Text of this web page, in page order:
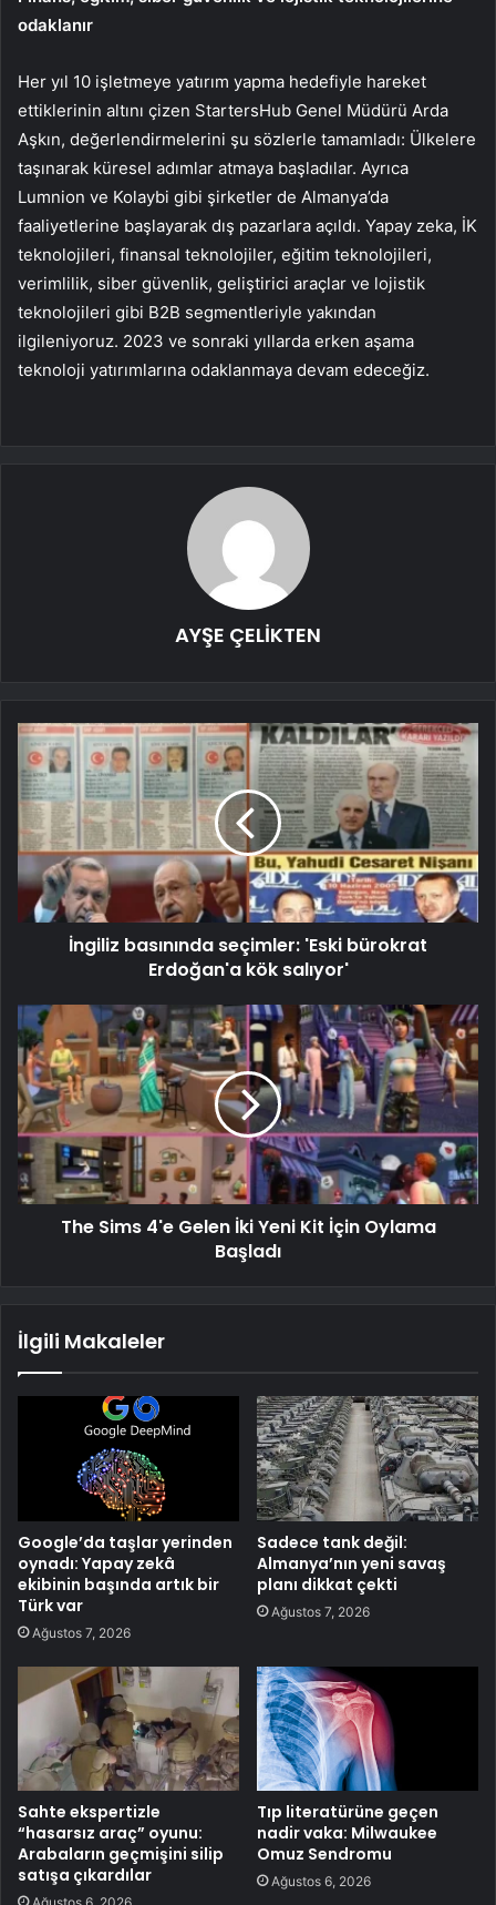
odaklanır
Her yıl 10 işletmeye yatırım yapma hedefiyle hareket
ettiklerinin altını çizen StartersHub Genel Müdürü Arda
Aşkın, değerlendirmelerini şu sözlerle tamamladı: Ülkelere
taşınarak küresel adımlar atmaya başladılar. Ayrıca
Lumnion ve Kolaybi gibi şirketler de Almanya’da
faaliyetlerine başlayarak dış pazarlara açıldı. Yapay zeka, İK
teknolojileri, finansal teknolojiler, eğitim teknolojileri,
verimlilik, siber güvenlik, geliştirici araçlar ve lojistik
teknolojileri gibi B2B segmentleriyle yakından
ilgileniyoruz. 2023 ve sonraki yıllarda erken aşama
teknoloji yatırımlarına odaklanmaya devam edeceğiz.
AYŞE ÇELİKTEN
İngiliz basınında seçimler: 'Eski bürokrat
Erdoğan'a kök salıyor'
The Sims 4'e Gelen İki Yeni Kit İçin Oylama
Başladı
İlgili Makaleler
Google’da taşlar yerinden
oynadı: Yapay zekâ
ekibinin başında artık bir
Türk var
Ağustos 7, 2026
Sadece tank değil:
Almanya’nın yeni savaş
planı dikkat çekti
Ağustos 7, 2026
Sahte ekspertizle
“hasarsız araç” oyunu:
Arabaların geçmişini silip
satışa çıkardılar
Tıp literatürüne geçen
nadir vaka: Milwaukee
Omuz Sendromu
Ağustos 6, 2026